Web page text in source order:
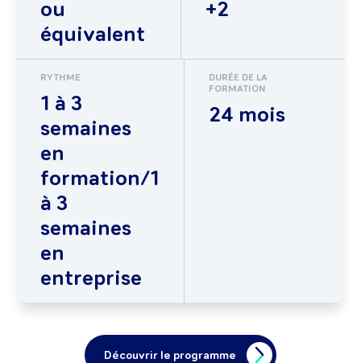
ou
équivalent
+2
RYTHME
1 à 3
semaines
en
formation/1
à 3
semaines
en
entreprise
DURÉE DE LA
FORMATION
24 mois
Découvrir le programme